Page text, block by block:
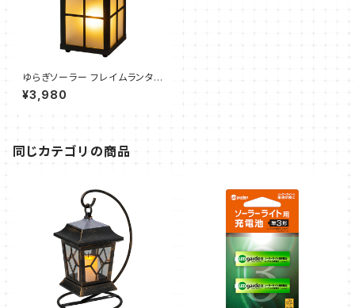
ゆらぎソーラー フレイムランタン
ウェスタ ブラック（1個）タカショ
ー
¥3,980
同じカテゴリの商品